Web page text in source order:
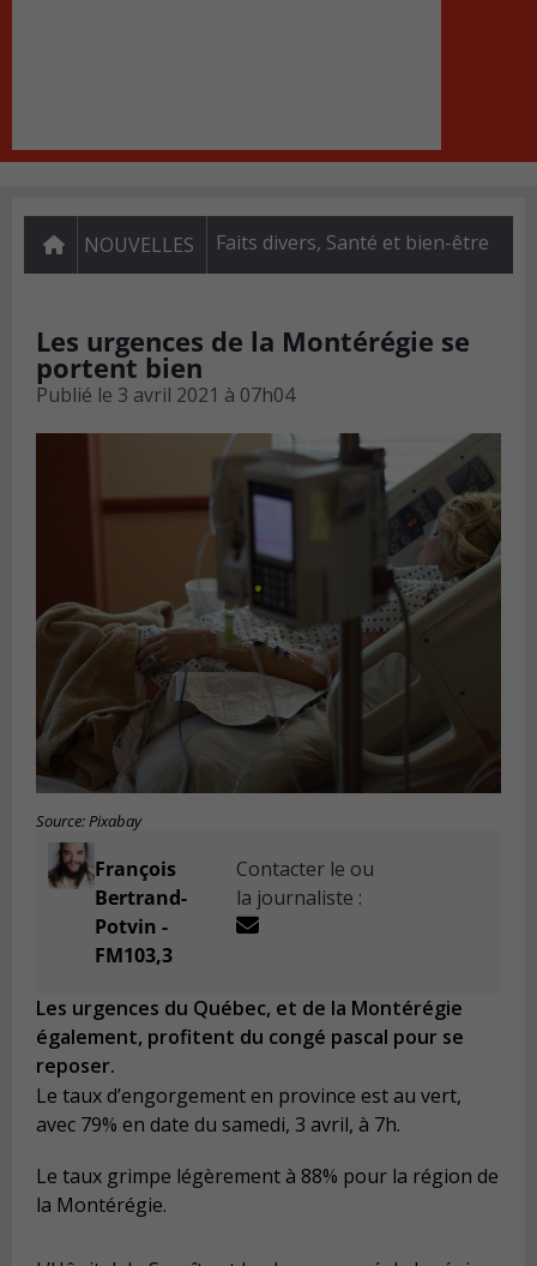
NOUVELLES Faits divers, Santé et bien-être
Les urgences de la Montérégie se
portent bien
Publié le 3 avril 2021 à 07h04
Source: Pixabay
François
Bertrand-
Potvin -
FM103,3
Contacter le ou
la journaliste :
Les urgences du Québec, et de la Montérégie
également, profitent du congé pascal pour se
reposer.
Le taux d’engorgement en province est au vert,
avec 79% en date du samedi, 3 avril, à 7h.
Le taux grimpe légèrement à 88% pour la région de
la Montérégie.